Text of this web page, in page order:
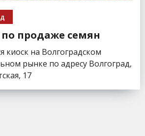
по продаже семян
киоск на Волгоградском
рынке по адресу Волгоград,
17